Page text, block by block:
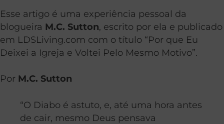
Esse artigo é uma experiência pessoal da
blogueira M.C. Sutton, escrito por ela e publicado
em LDSLiving.com com o título “Por que Eu
Deixei a Igreja e Voltei Pelo Mesmo Motivo”.
Por M.C. Sutton
“O Diabo é astuto, e, até uma hora antes
de cair, mesmo Deus pensava